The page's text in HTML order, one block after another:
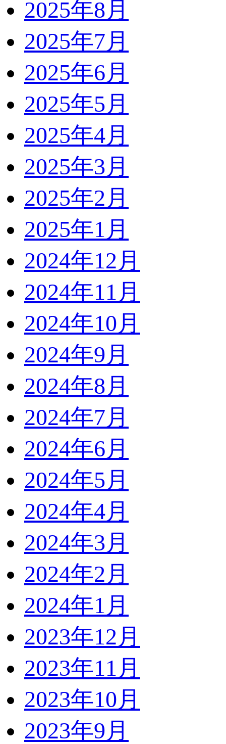
2025年8月
2025年7月
2025年6月
2025年5月
2025年4月
2025年3月
2025年2月
2025年1月
2024年12月
2024年11月
2024年10月
2024年9月
2024年8月
2024年7月
2024年6月
2024年5月
2024年4月
2024年3月
2024年2月
2024年1月
2023年12月
2023年11月
2023年10月
2023年9月